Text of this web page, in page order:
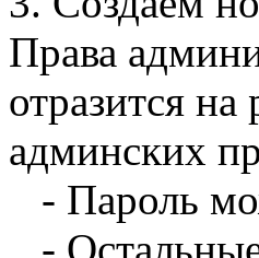
Права
отразится на
админских
- Пароль